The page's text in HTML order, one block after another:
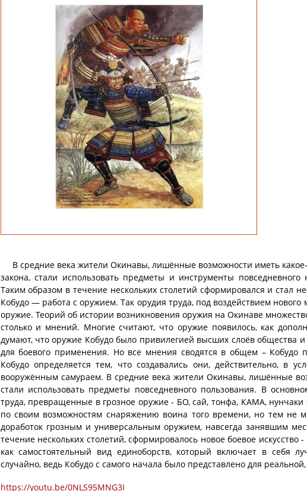
В средние века жители Окинавы, лишённые возможности иметь
закона, стали использовать предметы и инструменты повседневного
Таким образом в течение нескольких столетий сформировался и стал
Кобудо — работа с оружием. Так орудия труда, под воздействием
оружие. Теорий об истории возникновения оружия на Окинаве
столько и мнений. Многие считают, что оружие появилось, как
думают, что оружие Кобудо было привилегией высших слоёв общества
для боевого применения. Но все мнения сводятся в общем – Кобудо
Кобудо определяется тем, что создавались они, действительно, в
вооружённым самураем. В средние века жители Окинавы, лишённые
стали использовать предметы повседневного пользования. В
труда, превращенные в грозное оружие - БО, сай, тонфа, КАМА, нунчаки
по своим возможностям снаряжению воина того времени, но тем не
доработок грозным и универсальным оружием, навсегда занявшим
течение нескольких столетий, сформировалось новое боевое
как самостоятельный вид единоборств, который включает в себя
случайно, ведь Кобудо с самого начала было представлено для
https://youtu.be/0NLS95MNG3I